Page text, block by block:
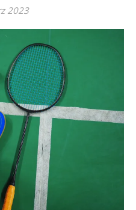
2023